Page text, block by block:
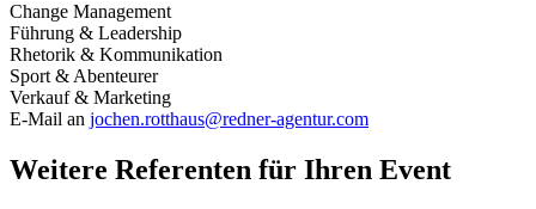
Change Management
Führung & Leadership
Rhetorik & Kommunikation
Sport & Abenteurer
Verkauf & Marketing
E-Mail an jochen.rotthaus@redner-agentur.com
Weitere Referenten für Ihren Event